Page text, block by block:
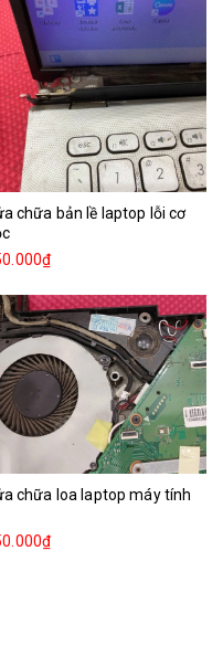
chữa bản lề laptop lỗi cơ
chữa loa laptop máy tính